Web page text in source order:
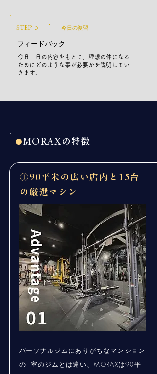
STEP ５ 今日の復習
フィードバック
今日一日の内容をもとに、理想の体になる
ためにどのような事が必要かを説明してい
きます。
● MORAXの特徴
①90平米の広い店内と15台
の厳選マシン
パーソナルジムにありがちなマンション
の1室のジムとは違い、MORAXは90平